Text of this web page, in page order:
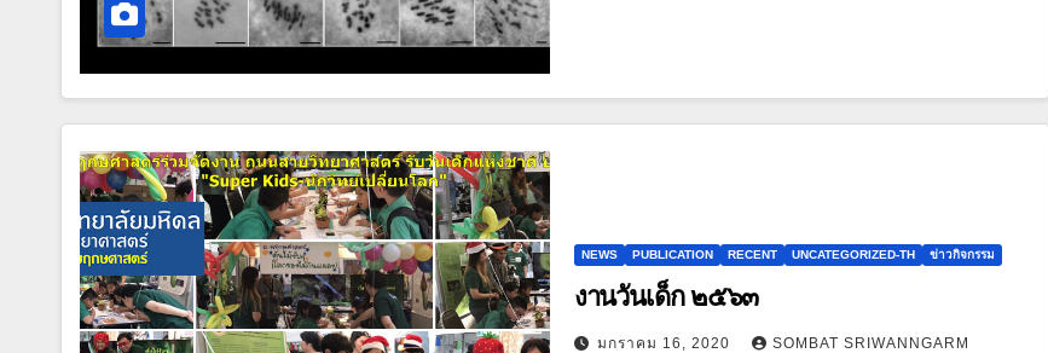
NEWS PUBLICATION RECENT UNCATEGORIZED-TH ข่าวกิจกรรม
งานวันเด็ก ๒๕๖๓
มกราคม 16, 2020 SOMBAT SRIWANNGARM